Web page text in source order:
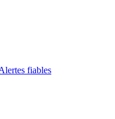
fiables